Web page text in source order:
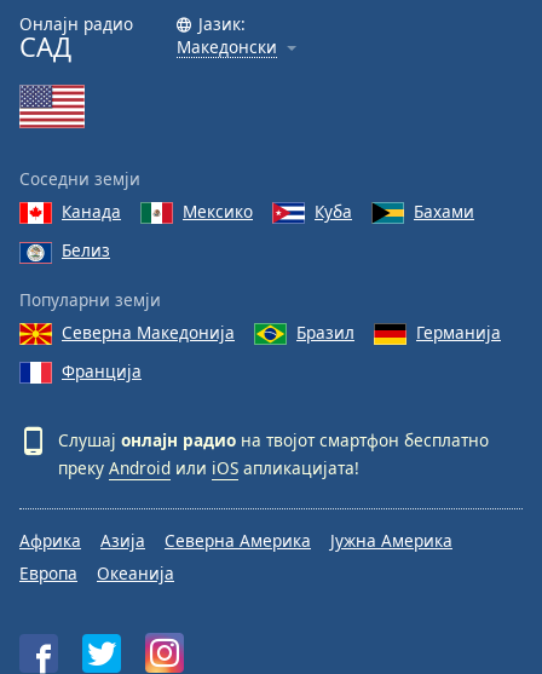
Онлајн радио
САД
Јазик:
Македонски
Соседни земји
Канада
Мексико Куба
Бахами
Белиз
Популарни земји
Северна Македонија
Бразил
Германија
Франција
Слушај онлајн радио на твојот смартфон бесплатно
преку Android или iOS апликацијата!
Африка Азија Северна Америка
Јужна Америка
Европа
Океанија